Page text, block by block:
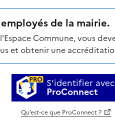
de la mairie.
Commune, vous
et obtenir une
S’identifier avec
ProConnect
Qu’est-ce que ProConnect ?